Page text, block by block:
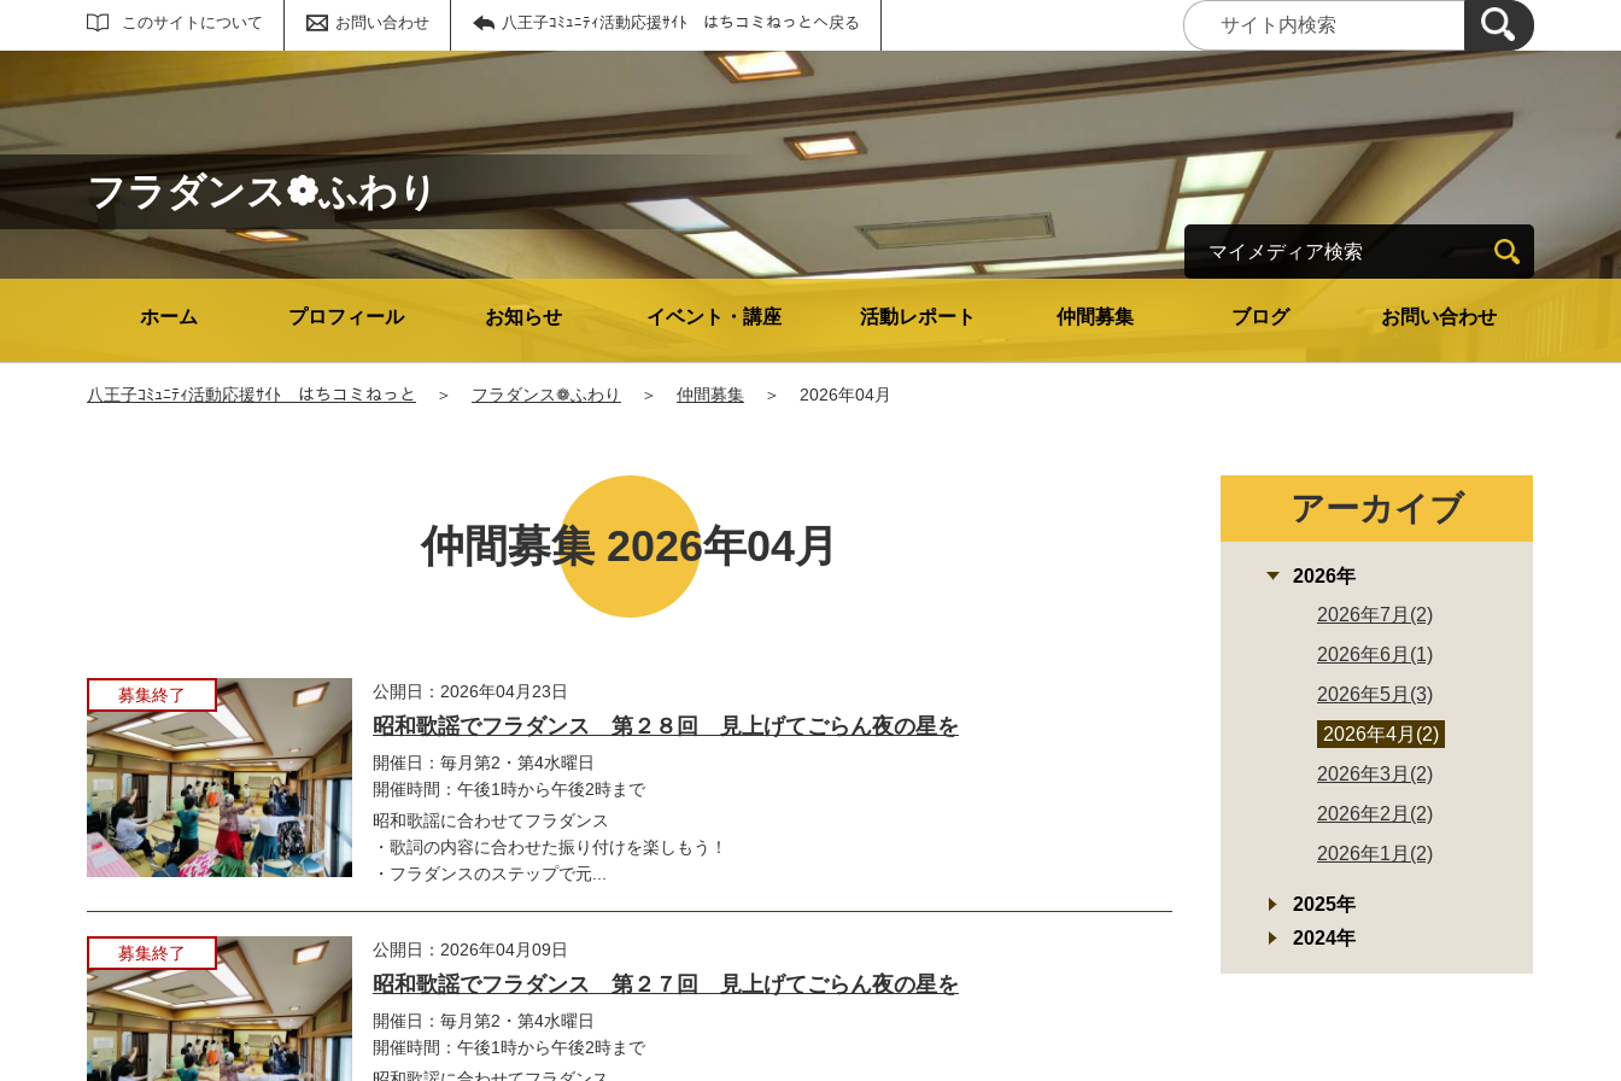
このサイトについて お問い合わせ 八王子ｺﾐｭﾆﾃｨ活動応援ｻｲﾄ はちコミねっとへ戻る
サイト内検索
フラダンス❁ふわり
ホーム プロフィール お知らせ イベント・講座 活動レポート 仲間募集 ブログ お問い合わせ
マイメディア検索
八王子ｺﾐｭﾆﾃｨ活動応援ｻｲﾄ はちコミねっと ＞ フラダンス❁ふわり ＞ 仲間募集 ＞ 2026年04月
仲間募集 2026年04月
募集終了 公開日：2026年04月23日
昭和歌謡でフラダンス 第２８回 見上げてごらん夜の星を
開催日：毎月第2・第4水曜日
開催時間：午後1時から午後2時まで
昭和歌謡に合わせてフラダンス
・歌詞の内容に合わせた振り付けを楽しもう！
・フラダンスのステップで元...
募集終了 公開日：2026年04月09日
昭和歌謡でフラダンス 第２７回 見上げてごらん夜の星を
開催日：毎月第2・第4水曜日
開催時間：午後1時から午後2時まで
アーカイブ
2026年
2026年7月(2)
2026年6月(1)
2026年5月(3)
2026年4月(2)
2026年3月(2)
2026年2月(2)
2026年1月(2)
2025年
2024年